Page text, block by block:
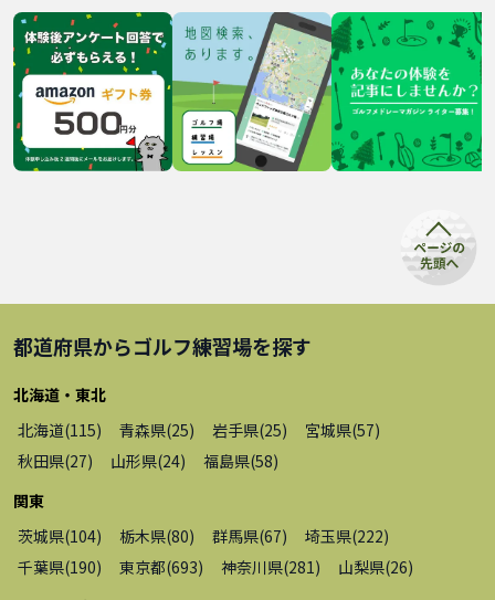
都道府県からゴルフ練習場を探す
北海道・東北
北海道(115) 青森県(25) 岩手県(25) 宮城県(57)
秋田県(27) 山形県(24) 福島県(58)
関東
茨城県(104) 栃木県(80) 群馬県(67) 埼玉県(222)
千葉県(190) 東京都(693) 神奈川県(281 ) 山梨県(26)